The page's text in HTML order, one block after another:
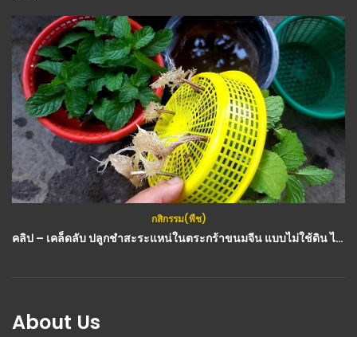
กสิกรรม(พืช)
คลิป – เคล็ดลับ ปลูกชำสะระแหน่ในตระกร้าขนมจีน แบบไม่ใช้ดิน ไม่เน่า กินได้ ประดับหรูจ้า : วีดีโอ เกษตร
About Us